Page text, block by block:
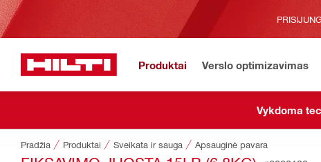
Produktai Verslo optimizavimas
Vykdoma
Pradžia Produktai Sveikata ir sauga Apsauginė pavara